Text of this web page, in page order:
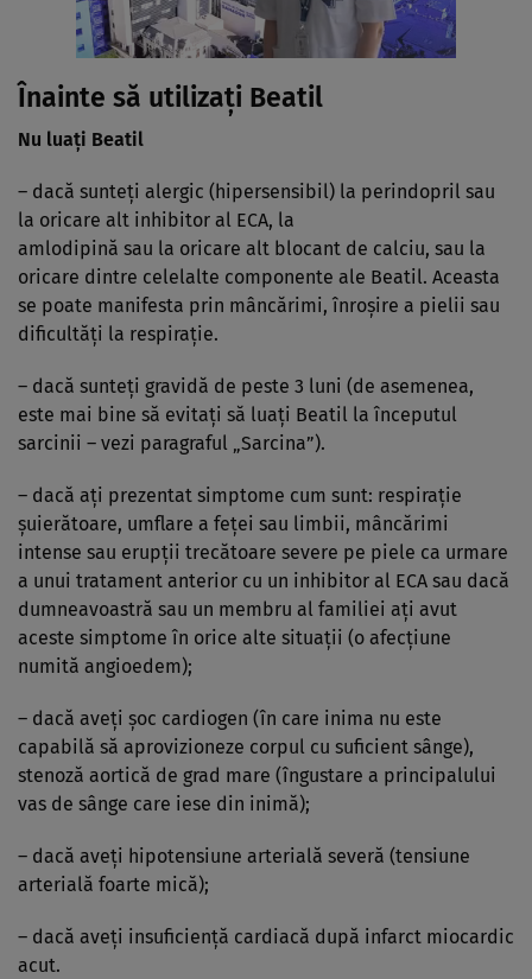
Înainte să utilizaţi Beatil
Nu luaţi Beatil
– dacă sunteţi alergic (hipersensibil) la perindopril sau
la oricare alt inhibitor al ECA, la
amlodipină sau la oricare alt blocant de calciu, sau la
oricare dintre celelalte componente ale Beatil. Aceasta
se poate manifesta prin mâncărimi, înroşire a pielii sau
dificultăţi la respiraţie.
– dacă sunteţi gravidă de peste 3 luni (de asemenea,
este mai bine să evitaţi să luaţi Beatil la începutul
sarcinii – vezi paragraful „Sarcina”).
– dacă aţi prezentat simptome cum sunt: respiraţie
şuierătoare, umflare a feţei sau limbii, mâncărimi
intense sau erupţii trecătoare severe pe piele ca urmare
a unui tratament anterior cu un inhibitor al ECA sau dacă
dumneavoastră sau un membru al familiei aţi avut
aceste simptome în orice alte situaţii (o afecţiune
numită angioedem);
– dacă aveţi şoc cardiogen (în care inima nu este
capabilă să aprovizioneze corpul cu suficient sânge),
stenoză aortică de grad mare (îngustare a principalului
vas de sânge care iese din inimă);
– dacă aveţi hipotensiune arterială severă (tensiune
arterială foarte mică);
– dacă aveţi insuficienţă cardiacă după infarct miocardic
acut.